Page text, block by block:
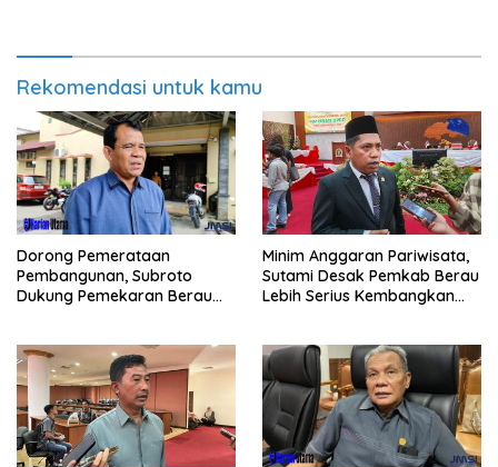
Rekomendasi untuk kamu
Dorong Pemerataan
Pembangunan, Subroto
Dukung Pemekaran Berau
Minim Anggaran Pariwisata,
Sutami Desak Pemkab Berau
Lebih Serius Kembangkan